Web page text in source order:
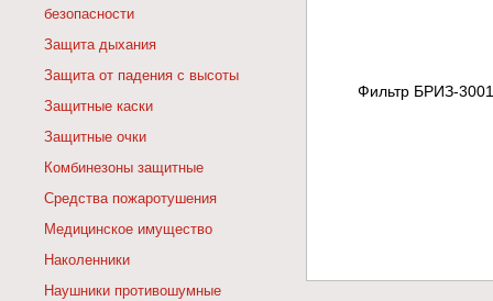
безопасности
Защита дыхания
Защита от падения с высоты
Защитные каски
Защитные очки
Комбинезоны защитные
Средства пожаротушения
Медицинское имущество
Наколенники
Наушники противошумные